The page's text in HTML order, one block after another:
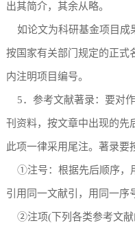
出其简介，其余从略。
如论文为科研基金项目成
按国家有关部门规定的正式
内注明项目编号。
5．参考文献著录：要对
刊资料，按文章中出现的先
此项一律采用尾注。著录要
①注号：根据先后顺序，
引用同一文献引，用同一序
②注项(下列各类参考文献